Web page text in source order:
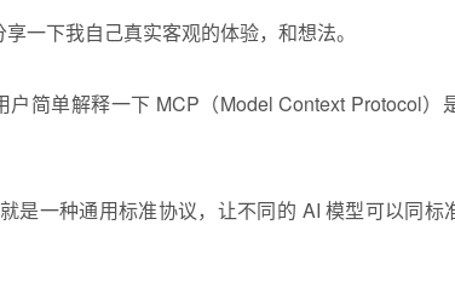
一下我自己真实客观的体验，和想法。
户简单解释一下 MCP（Model Context Protocol
是一种通用标准协议，让不同的 AI 模型可以同